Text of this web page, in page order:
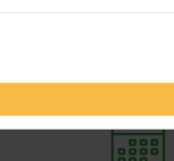
sarcina